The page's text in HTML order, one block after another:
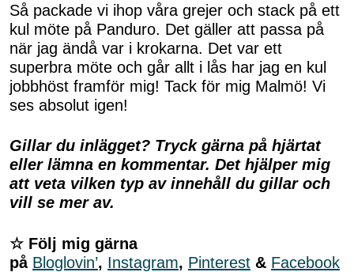
Så packade vi ihop våra grejer och stack på ett
kul möte på Panduro. Det gäller att passa på
när jag ändå var i krokarna. Det var ett
superbra möte och går allt i lås har jag en kul
jobbhöst framför mig! Tack för mig Malmö! Vi
ses absolut igen!
Gillar du inlägget? Tryck gärna på hjärtat
eller lämna en kommentar. Det hjälper mig
att veta vilken typ av innehåll du gillar och
vill se mer av.
☆ Följ mig gärna
på Bloglovin’, Instagram, Pinterest & Facebook